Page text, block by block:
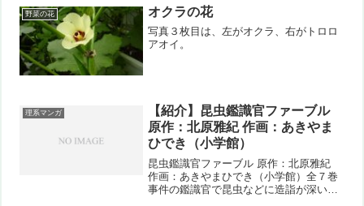
ン・・・ノートのフォーマットも旧版旧
指導要領版 ３年 運動とエ...
野菜の花 オクラの花
写真３枚目は、左がオクラ、右がトロロ
アオイ。
理系マンガ
【紹介】昆虫鑑識官ファーブル
原作：北原雅紀 作画：あきやま
ひでき（小学館）
昆虫鑑識官ファーブル 原作：北原雅紀
作画：あきやまひでき（小学館）全７巻
事件の鑑識官で昆虫などに造詣が深い主